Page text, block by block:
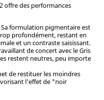
offre des performances
formulation pigmentaire est
profondément, restant en
et un contraste saisissant.
de concert avec le Gris
restent neutres, peu importe
de restituer les moindres
l'effet de "noir